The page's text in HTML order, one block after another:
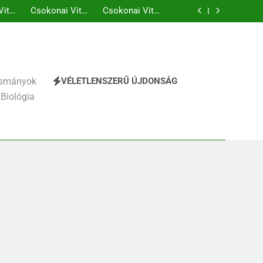
verselemzés
A fársáng búcsúzó szavai verselemzés
Mihály: A Dugonics oszlopa verselemzés
A fársáng búcsúzó szavai verselemzés
Mihály: A Dugonics oszlopa verselemzés
A gyerekszemű élet-tavon verselemzés
VÉLETLENSZERŰ ÚJDONSÁG